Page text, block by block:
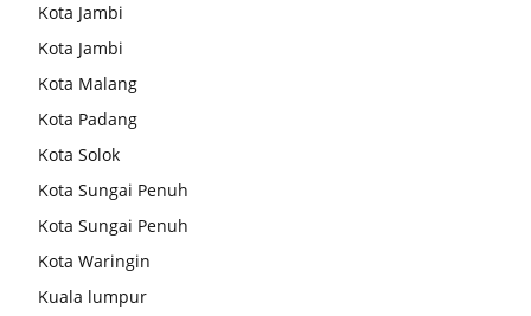
Kota Jambi
Kota Jambi
Kota Malang
Kota Padang
Kota Solok
Kota Sungai Penuh
Kota Sungai Penuh
Kota Waringin
Kuala lumpur